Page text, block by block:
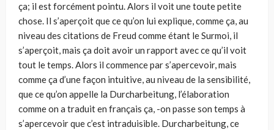
ça; il est forcément pointu. Alors il voit une toute petite
chose. Il s’aperçoit que ce qu’on lui explique, comme ça, au
niveau des citations de Freud comme étant le Surmoi, il
s’aperçoit, mais ça doit avoir un rapport avec ce qu’il voit
tout le temps. Alors il commence par s’apercevoir, mais
comme ça d’une façon intuitive, au niveau de la sensibilité,
que ce qu’on appelle la Durcharbeitung, l’élaboration
comme on a traduit en français ça, -on passe son temps à
s’apercevoir que c’est intraduisible. Durcharbeitung, ce